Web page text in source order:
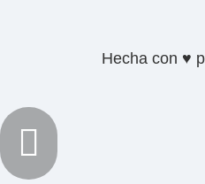
Hecha con ♥